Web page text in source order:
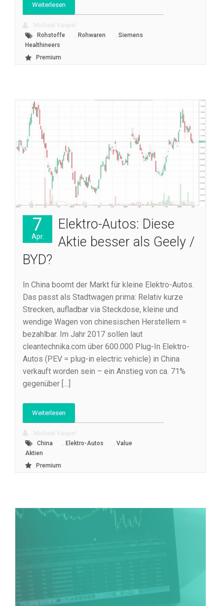
Weiterlesen
Rohstoffe
Rohwaren
Siemens
Healthineers
Premium
7
Apr.
Elektro-Autos: Diese
Aktie besser als Geely /
BYD?
In China boomt der Markt für kleine Elektro-Autos.
Das passt als Stadtwagen prima: Relativ kurze
Strecken, aufladbar via Steckdose, kleine und
wendige Wagen von chinesischen Herstellern =
bezahlbar. Im Jahr 2017 sollen laut
cleantechnika.com über 600.000 Plug-In Elektro-
Autos (PEV = plug-in electric vehicle) in China
verkauft worden sein – ein Anstieg von ca. 71%
gegenüber […]
Weiterlesen
China
Elektro-Autos
Value
Aktien
Premium